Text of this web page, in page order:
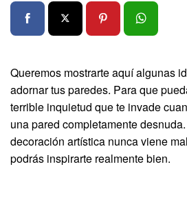
Queremos mostrarte aquí algunas
adornar tus paredes. Para que
terrible inquietud que te invade
una pared completamente
decoración artística nunca viene
podrás inspirarte realmente bien.